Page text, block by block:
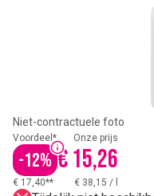
Niet-contractuele foto
Voordeel*
-12%
Onze prijs
€ 15,26
€ 17,40** € 38,15 /